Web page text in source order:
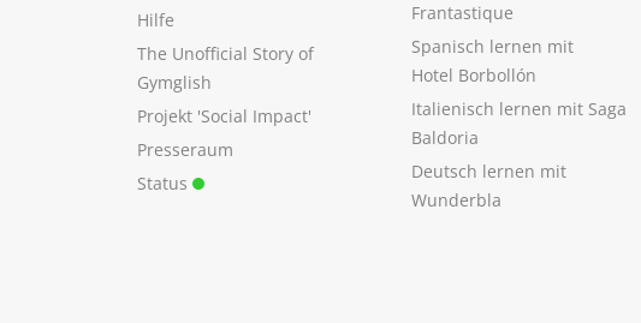
Hilfe
The Unofficial Story of
Gymglish
Projekt 'Social Impact'
Presseraum
Status
Frantastique
Spanisch lernen mit
Hotel Borbollón
Italienisch lernen mit Saga
Baldoria
Deutsch lernen mit
Wunderbla